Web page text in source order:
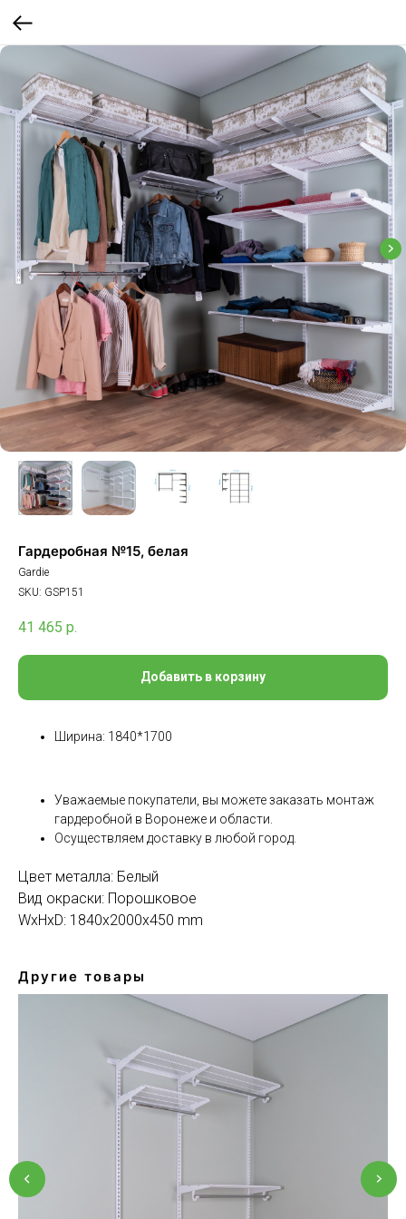
Гардеробная №15, белая
Gardie
SKU: GSP151
41 465 р.
Добавить в корзину
Ширина: 1840*1700
Уважаемые покупатели, вы можете заказать монтаж
гардеробной в Воронеже и области.
Осуществляем доставку в любой город.
Цвет металла: Белый
Вид окраски: Порошковое
WxHxD: 1840x2000x450 mm
Другие товары